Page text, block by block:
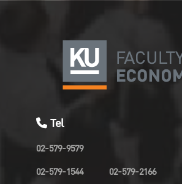
Tel
02-579-9579
02-579-1544
02-579-2166